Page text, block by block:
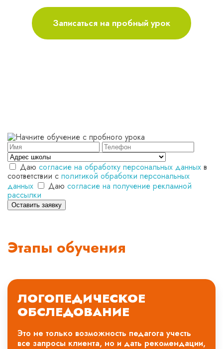
Записаться на пробный урок
Даю согласие на обработку персональных данных в
соответствии с политикой обработки персональных
данных
Даю согласие на получение рекламной
рассылки
Оставить заявку
Этапы обучения
ЛОГОПЕДИЧЕСКОЕ
ОБСЛЕДОВАНИЕ
Это не только возможность педагога учесть
все запросы клиента, но и дать рекомендации,